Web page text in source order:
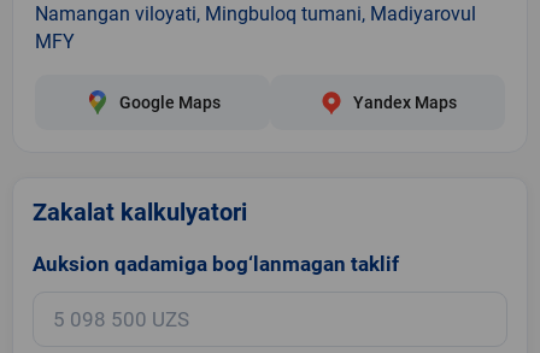
Namangan viloyati, Mingbuloq tumani, Madiyarovul
MFY
Google Maps Yandex Maps
Zakalat kalkulyatori
Auksion qadamiga bog‘lanmagan taklif